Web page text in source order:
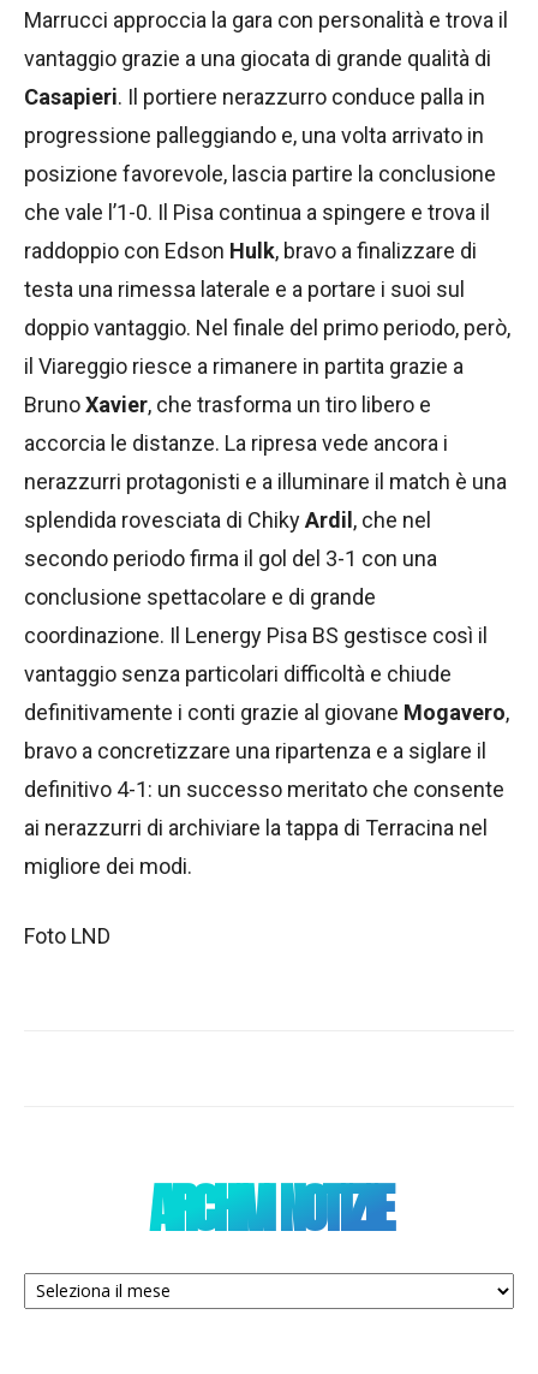
Marrucci approccia la gara con personalità e trova il
vantaggio grazie a una giocata di grande qualità di
Casapieri. Il portiere nerazzurro conduce palla in
progressione palleggiando e, una volta arrivato in
posizione favorevole, lascia partire la conclusione
che vale l’1-0. Il Pisa continua a spingere e trova il
raddoppio con Edson Hulk, bravo a finalizzare di
testa una rimessa laterale e a portare i suoi sul
doppio vantaggio. Nel finale del primo periodo, però,
il Viareggio riesce a rimanere in partita grazie a
BrunoXavier, che trasforma un tiro libero e
accorcia le distanze. La ripresa vede ancora i
nerazzurri protagonisti e a illuminare il match è una
splendida rovesciata di ChikyArdil, che nel
secondo periodo firma il gol del 3-1 con una
conclusione spettacolare e di grande
coordinazione. Il Lenergy Pisa BS gestisce così il
vantaggio senza particolari difficoltà e chiude
definitivamente i conti grazie al giovane Mogavero,
bravo a concretizzare una ripartenza e a siglare il
definitivo 4-1: un successo meritato che consente
ai nerazzurri di archiviare la tappa di Terracina nel
migliore dei modi.
Foto LND
ARCHIVI NOTIZIE
Archivi
notizie